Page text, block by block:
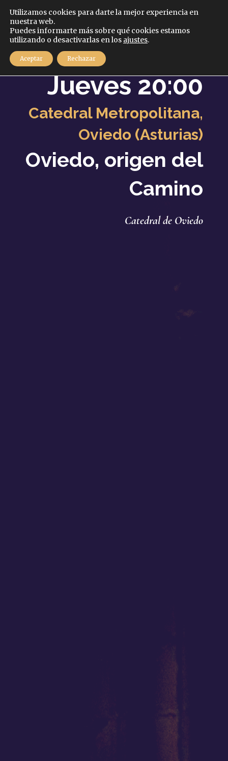
MENÚ
Jueves 20:00
Catedral Metropolitana,
Oviedo (Asturias)
Oviedo, origen del
Camino
Catedral de Oviedo
Español
Utilizamos cookies para darte la mejor experiencia en
nuestra web.
Puedes informarte más sobre qué cookies estamos
utilizando o desactivarlas en los ajustes.
Aceptar Rechazar